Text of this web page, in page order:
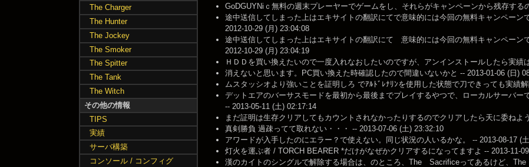
GoDGUYNiｃ無料の週末プレーヤーでゲームをし、それらがキャンペーンから残存する
途中送信してしまった上はエキサイトの翻訳にてで意味的には今回の無料キャンペーン
2012-10-29 (月) 23:04:08
途中送信してしまった上はエキサイトの翻訳にて 意味的には今回の無料キャンペーン
2012-10-29 (月) 23:04:19
ＨＤＤを買い換えたいので一度入れなおしたいのですが、アンインストールしたら実績
消えないと思います。PC買い換えた時確認したので間違いないかと -- 2013-01-06 (日)
ムスタッシオより強いことを証明しろ でｱﾙﾄﾞﾚﾅﾘﾝを使用した状態で刀できっても実績
デットエアのバーサスモードを最初から最後までプレイするやつで、ローカルサーバー
-- 2013-05-11 (土) 02:17:14
まだ証明は生存クリアしてもカウントされなかったりするのでクリアしたら天に委ねよ
真剣勝負 過疎ってて取れない・・・ -- 2013-07-06 (土) 23:32:10
アワードが入手したのにエラー？で使えない。同じ状況の人いるかな。 -- 2013-08-17 (
灯火を運ぶ者 / TORCH BEARER *だけがなぜかクリアするになってますよ -- 2013-11-
漢のカイトのシングルで解除する場合は、のところ、The Sacrificeってあるけど、
The Charger
The Hunter
The Jockey
The Smoker
The Spitter
The Tank
The Witch
その他の情報
TIPS
実績
サーバ構築
コンソール / コンフィグ